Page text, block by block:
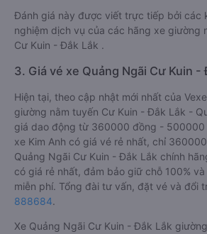
Đánh giá này được viết trực tiếp bởi các
nghiệm dịch vụ của các hãng xe giường
Cư Kuin - Đắk Lắk .
3. Giá vé xe Quảng Ngãi Cư Kuin -
Hiện tại, theo cập nhật mới nhất của
giường nằm tuyến Cư Kuin - Đắk Lắk -
giá dao động từ 360000 đồng - 500000
xe Kim Anh có giá vé rẻ nhất, chỉ
Quảng Ngãi Cư Kuin - Đắk Lắk chính
có giá rẻ nhất, đảm bảo giữ chỗ 100%
miễn phí. Tổng đài tư vấn, đặt vé và đổi
888684.
Xe Quảng Ngãi Cư Kuin - Đắk Lắk